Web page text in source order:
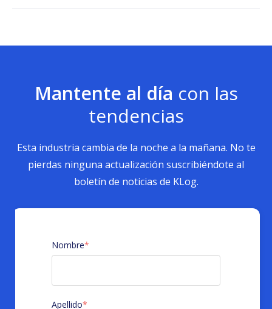
Mantente al día con las
tendencias
Esta industria cambia de la noche a la mañana. No te
pierdas ninguna actualización suscribiéndote al
boletín de noticias de KLog.
Nombre*
Apellido*